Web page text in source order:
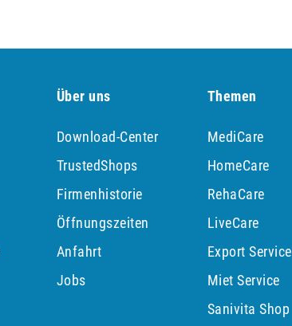
Über uns
Download-Center
TrustedShops
Firmenhistorie
Öffnungszeiten
Anfahrt
Jobs
Themen
MediCare
HomeCare
RehaCare
LiveCare
Export Service
Miet Service
Sanivita Shop